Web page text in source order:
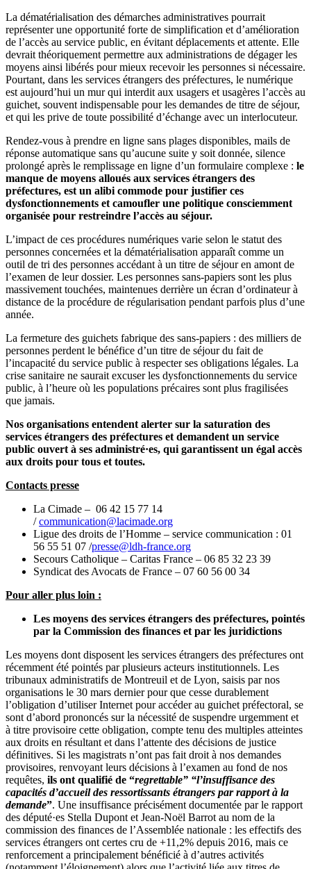
La dématérialisation des démarches administratives pourrait
représenter une opportunité forte de simplification et d’amélioration
de l’accès au service public, en évitant déplacements et attente. Elle
devrait théoriquement permettre aux administrations de dégager les
moyens ainsi libérés pour mieux recevoir les personnes si nécessaire.
Pourtant, dans les services étrangers des préfectures, le numérique
est aujourd’hui un mur qui interdit aux usagers et usagères l’accès au
guichet, souvent indispensable pour les demandes de titre de séjour,
et qui les prive de toute possibilité d’échange avec un interlocuteur.
Rendez-vous à prendre en ligne sans plages disponibles, mails de
réponse automatique sans qu’aucune suite y soit donnée, silence
prolongé après le remplissage en ligne d’un formulaire complexe : le
manque de moyens alloués aux services étrangers des
préfectures, est un alibi commode pour justifier ces
dysfonctionnements et camoufler une politique consciemment
organisée pour restreindre l’accès au séjour.
L’impact de ces procédures numériques varie selon le statut des
personnes concernées et la dématérialisation apparaît comme un
outil de tri des personnes accédant à un titre de séjour en amont de
l’examen de leur dossier. Les personnes sans-papiers sont les plus
massivement touchées, maintenues derrière un écran d’ordinateur à
distance de la procédure de régularisation pendant parfois plus d’une
année.
La fermeture des guichets fabrique des sans-papiers : des milliers de
personnes perdent le bénéfice d’un titre de séjour du fait de
l’incapacité du service public à respecter ses obligations légales. La
crise sanitaire ne saurait excuser les dysfonctionnements du service
public, à l’heure où les populations précaires sont plus fragilisées
que jamais.
Nos organisations entendent alerter sur la saturation des
services étrangers des préfectures et demandent un service
public ouvert à ses administré·es, qui garantissent un égal accès
aux droits pour tous et toutes.
Contacts presse
La Cimade – 06 42 15 77 14
/communication@lacimade.org
Ligue des droits de l’Homme – service communication : 01
56 55 51 07 /presse@ldh-france.org
Secours Catholique – Caritas France – 06 85 32 23 39
Syndicat des Avocats de France – 07 60 56 00 34
Pour aller plus loin :
Les moyens des services étrangers des préfectures, pointés
par la Commission des finances et par les juridictions
Les moyens dont disposent les services étrangers des préfectures ont
récemment été pointés par plusieurs acteurs institutionnels. Les
tribunaux administratifs de Montreuil et de Lyon, saisis par nos
organisations le 30 mars dernier pour que cesse durablement
l’obligation d’utiliser Internet pour accéder au guichet préfectoral, se
sont d’abord prononcés sur la nécessité de suspendre urgemment et
à titre provisoire cette obligation, compte tenu des multiples atteintes
aux droits en résultant et dans l’attente des décisions de justice
définitives. Si les magistrats n’ont pas fait droit à nos demandes
provisoires, renvoyant leurs décisions à l’examen au fond de nos
requêtes, ils ont qualifié de “regrettable” “l’insuffisance des
capacités d’accueil des ressortissants étrangers par rapport à la
demande”. Une insuffisance précisément documentée par le rapport
des député·es Stella Dupont et Jean-Noël Barrot au nom de la
commission des finances de l’Assemblée nationale : les effectifs des
services étrangers ont certes cru de +11,2% depuis 2016, mais ce
renforcement a principalement bénéficié à d’autres activités